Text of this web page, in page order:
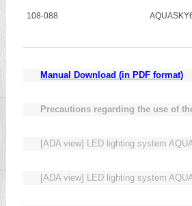
108-088
Manual Download (in PDF format)
Precautions regarding the use of
[ADA view] LED lighting system
[ADA view] LED lighting system